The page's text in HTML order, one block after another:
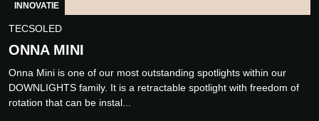
INNOVATIE
TECSOLED
ONNA MINI
Onna Mini is one of our most outstanding spotlights within our
DOWNLIGHTS family. It is a retractable spotlight with freedom of
rotation that can be instal...